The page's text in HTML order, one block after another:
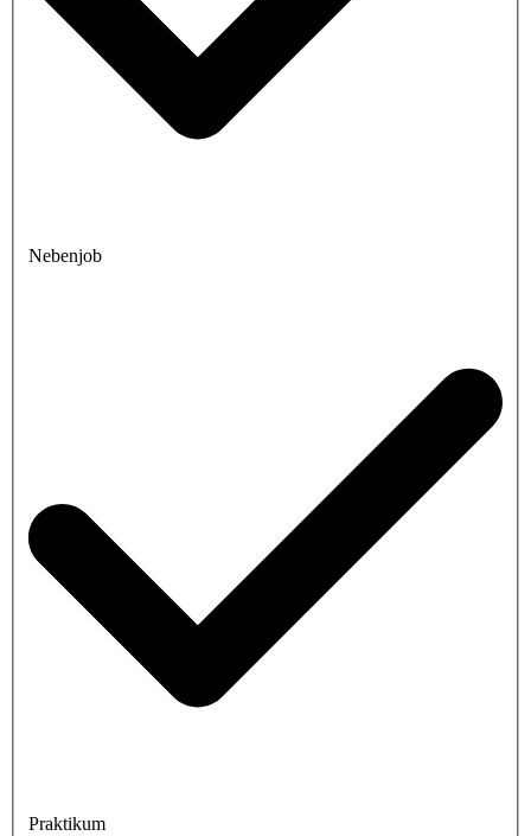
Nebenjob
Praktikum